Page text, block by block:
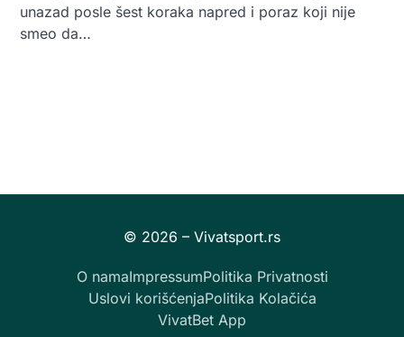
unazad posle šest koraka napred i poraz koji nije
smeo da…
O namaImpressumPolitika Privatnosti
Uslovi korišćenjaPolitika Kolačića
VivatBet App